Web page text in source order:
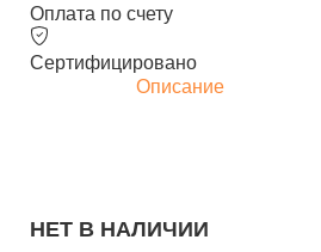
Оплата по счету
Сертифицировано
Описание
НЕТ В НАЛИЧИИ